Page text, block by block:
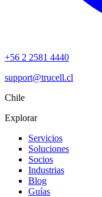
+56 2 2581 4440
support@trucell.cl
Chile
Explorar
Servicios
Soluciones
Socios
Industrias
Blog
Guías